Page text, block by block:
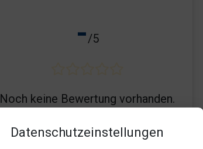
Datenschutzeinstellungen
-/5
Noch keine Bewertung vorhanden.